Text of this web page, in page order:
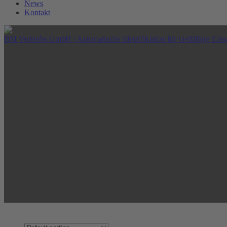
News
Kontakt
BSI Vertriebs GmbH | Automatische Identifikation für vielfältige